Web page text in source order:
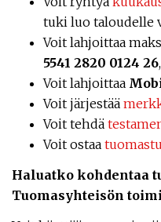
tuki luo taloudelle
Voit lahjoittaa
5541 2820 0124 26
Voit lahjoittaa
Voit järjestää
Voit tehdä
Voit ostaa
Haluatko kohdentaa
Tuomasyhteisön